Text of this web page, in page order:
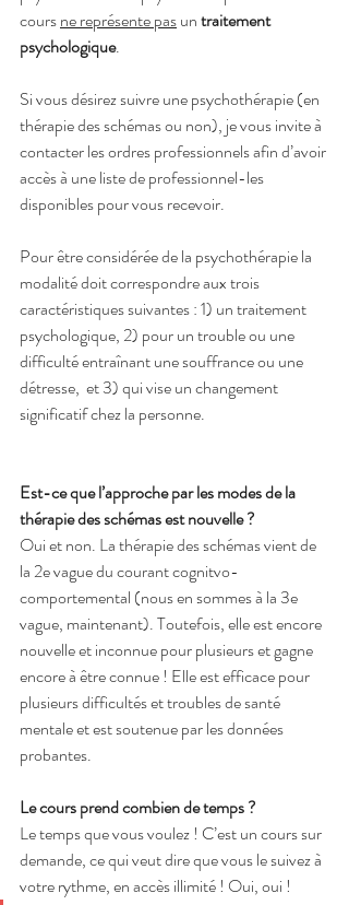
cours ne représente pas un traitement
psychologique.
Si vous désirez suivre une psychothérapie (en
thérapie des schémas ou non), je vous invite à
contacter les ordres professionnels afin d’avoir
accès à une liste de professionnel-les
disponibles pour vous recevoir.
Pour être considérée de la psychothérapie la
modalité doit correspondre aux trois
caractéristiques suivantes : 1) un traitement
psychologique, 2) pour un trouble ou une
difficulté entraînant une souffrance ou une
détresse,  et 3) qui vise un changement
significatif chez la personne.
Est-ce que l’approche par les modes de la
thérapie des schémas est nouvelle ?
Oui et non. La thérapie des schémas vient de
la 2e vague du courant cognitvo-
comportemental (nous en sommes à la 3e
vague, maintenant). Toutefois, elle est encore
nouvelle et inconnue pour plusieurs et gagne
encore à être connue ! Elle est efficace pour
plusieurs difficultés et troubles de santé
mentale et est soutenue par les données
probantes.
Le cours prend combien de temps ?
Le temps que vous voulez ! C’est un cours sur
demande, ce qui veut dire que vous le suivez à
votre rythme, en accès illimité ! Oui, oui !